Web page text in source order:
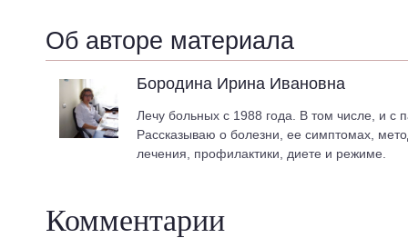
Об авторе материала
Бородина Ирина Ивановна
Лечу больных с 1988 года. В том числе, и с
Рассказываю о болезни, ее симптомах,
лечения, профилактики, диете и режиме.
Комментарии